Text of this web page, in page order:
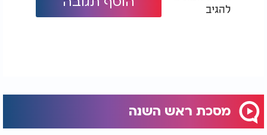
להגיב
מסכת ראש השנה